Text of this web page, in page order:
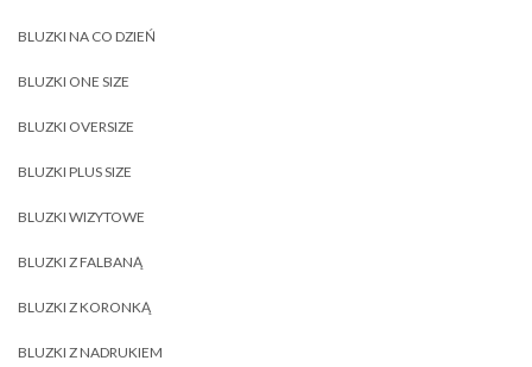
BLUZKI NA CO DZIEŃ
BLUZKI ONE SIZE
BLUZKI OVERSIZE
BLUZKI PLUS SIZE
BLUZKI WIZYTOWE
BLUZKI Z FALBANĄ
BLUZKI Z KORONKĄ
BLUZKI Z NADRUKIEM